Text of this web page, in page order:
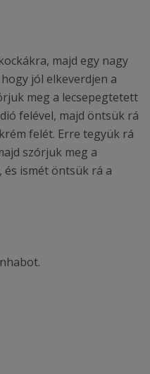
majd egy nagy
jól elkeverdjen a
meg a lecsepegtetett
felével, majd öntsük rá
felét. Erre tegyük rá
szórjuk meg a
és ismét öntsük rá a